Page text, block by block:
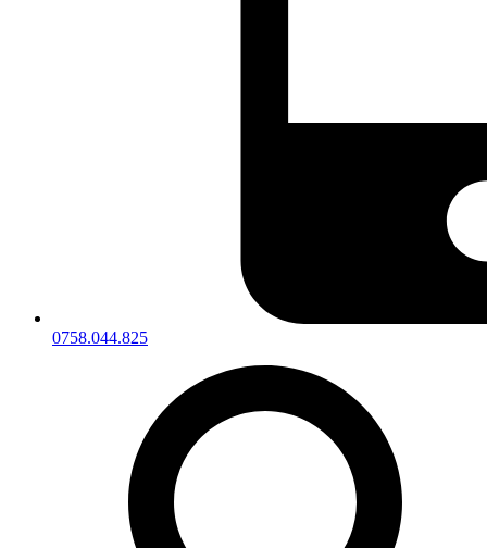
0758.044.825